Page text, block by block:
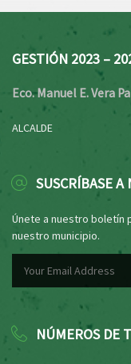
GESTIÓN 2023 –
Eco. Manuel E. Vera
ALCALDE
SUSCRÍBASE
Únete a nuestro boletín
nuestro municipio.
NÚMEROS DE